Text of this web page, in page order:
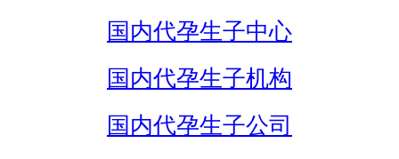
国内代孕生子中心
国内代孕生子机构
国内代孕生子公司